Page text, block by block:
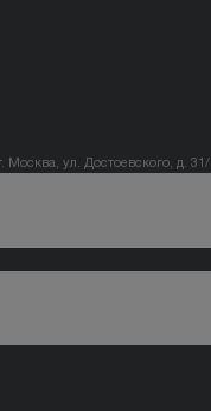
ул. Достоевского, д. 31/